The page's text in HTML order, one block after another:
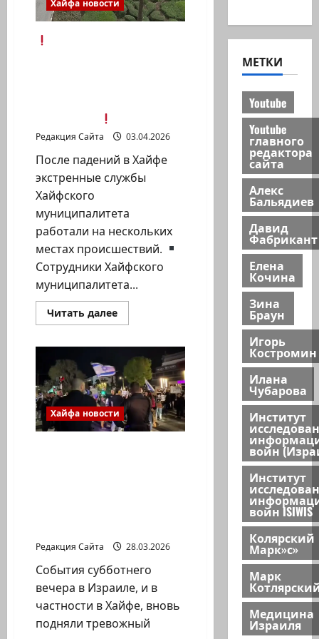
Хайфа новости
Редакция Сайта 03.04.2026
После падений в Хайфе
экстренные службы
Хайфского
муниципалитета
работали на нескольких
местах происшествий.
Сотрудники Хайфского
муниципалитета...
Читать далееПрочитать
больше
Сообщение
Хайфского
муниципалитета.
Сводка
по
итогам
обстрела
города
(03.04.2026)
Хайфа новости
Редакция Сайта 28.03.2026
События субботнего
вечера в Израиле, и в
частности в Хайфе, вновь
подняли тревожный
МЕТКИ
Youtube
Youtube
главного
редактора
сайта
Алекс
Бальядиев
Давид
Фабрикант
Елена
Кочина
Зина
Браун
Игорь
Костромин
Илана
Чубарова
Институт
войн
Институт
войн ISIWIS
Колярский
Марк»с»
Марк
Медицина
Израиля